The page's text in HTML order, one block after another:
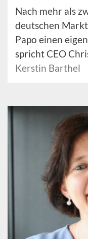
Nach mehr als
deutschen
Papo einen
spricht CEO
Kerstin Barthel